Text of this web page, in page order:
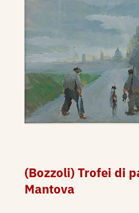
(Bozzoli) Trofei di
Mantova